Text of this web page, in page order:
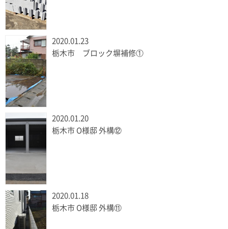
2020.01.23
栃木市 ブロック塀補修①
2020.01.20
栃木市 O様邸 外構⑫
2020.01.18
栃木市 O様邸 外構⑪